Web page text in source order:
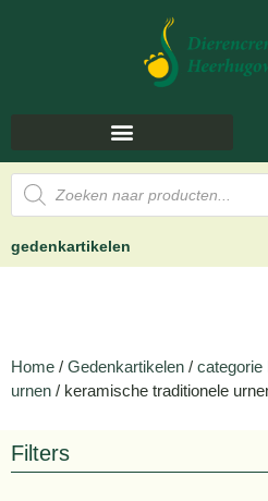
gedenkartikelen
Home / Gedenkartikelen / categorie
urnen / keramische traditionele
Filters